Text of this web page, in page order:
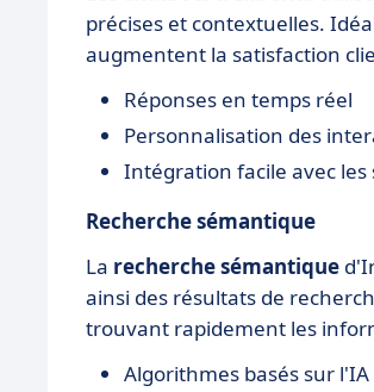
précises et contextuelles.
augmentent la satisfaction
Réponses en temps réel
Personnalisation des
Intégration facile avec les
Recherche sémantique
La recherche sémantique
ainsi des résultats de
trouvant rapidement les
Algorithmes basés sur l'IA